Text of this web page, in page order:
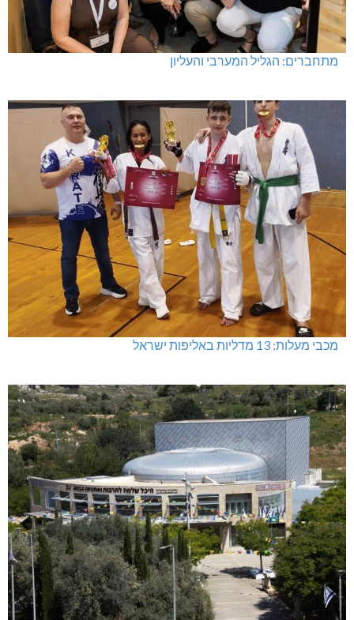
מתחברים: הגליל המערבי והעליון
מכבי מעלות: 13 מדליות באליפות ישראל